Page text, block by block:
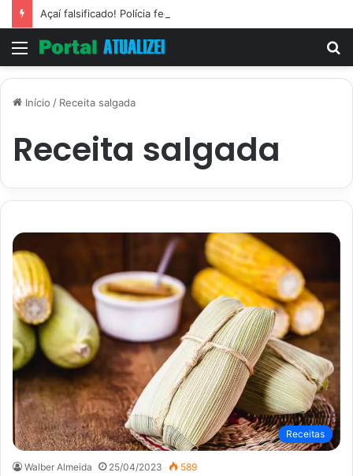
Açaí falsificado! Polícia fecha fábrica em Várzea Grande
Menu
Início / Receita salgada
Receita salgada
Receitas
Walber Almeida 25/04/2023 589